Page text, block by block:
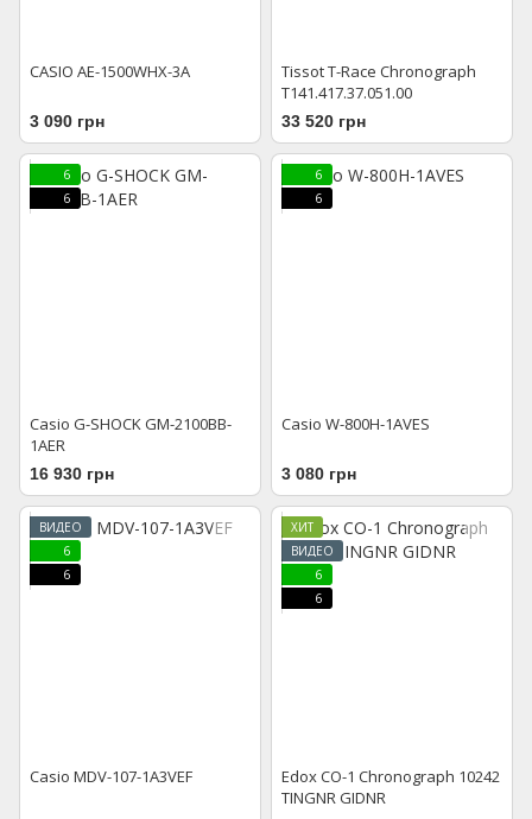
CASIO AE-1500WHX-3A
3 090 грн
Tissot T-Race Chronograph
T141.417.37.051.00
33 520 грн
6
6
Casio G-SHOCK GM-2100BB-
1AER
16 930 грн
6
6
Casio W-800H-1AVES
3 080 грн
ВИДЕО
6
6
Casio MDV-107-1A3VEF
ХИТ
ВИДЕО
6
6
Edox CO-1 Chronograph 10242
TINGNR GIDNR